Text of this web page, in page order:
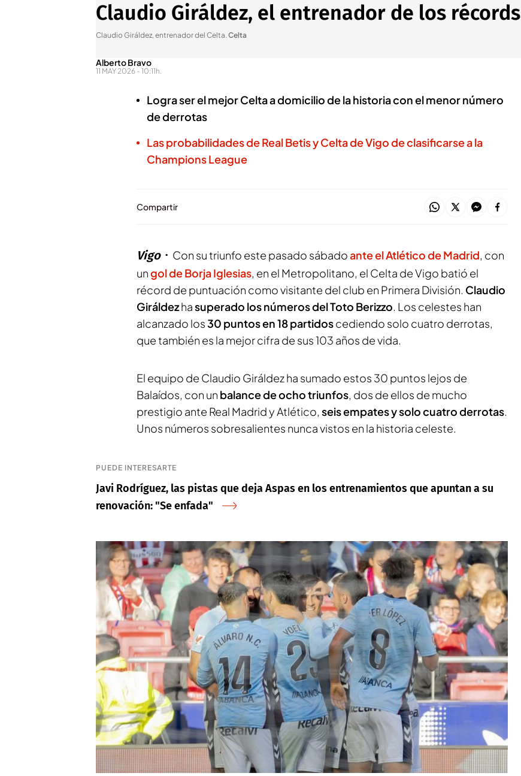
Claudio Giráldez, el entrenador de los récords
Claudio Giráldez, entrenador del Celta.Celta
Alberto Bravo
11 MAY 2026 - 10:11h.
Logra ser el mejor Celta a domicilio de la historia con el menor número
de derrotas
Las probabilidades de Real Betis y Celta de Vigo de clasificarse a la
Champions League
Compartir
Vigo Con su triunfo este pasado sábadoante el Atlético de Madrid, con
ungol de Borja Iglesias, en el Metropolitano, el Celta de Vigo batió el
récord de puntuación como visitante del club en Primera División. Claudio
Giráldezhasuperado los números del Toto Berizzo. Los celestes han
alcanzado los30 puntos en 18 partidoscediendo solo cuatro derrotas,
que también es la mejor cifra de sus 103 años de vida.
El equipo de Claudio Giráldez ha sumado estos 30 puntos lejos de
Balaídos, con un balance de ocho triunfos, dos de ellos de mucho
prestigio ante Real Madrid y Atlético, seis empates y solo cuatro derrotas.
Unos números sobresalientes nunca vistos en la historia celeste.
PUEDE INTERESARTE
Javi Rodríguez, las pistas que deja Aspas en los entrenamientos que apuntan a su
renovación: "Se enfada"